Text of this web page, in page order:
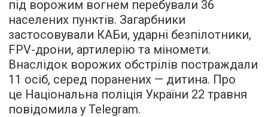
під ворожим вогнем перебували 36
населених пунктів. Загарбники
застосовували КАБи, ударні безпілотники,
FPV-дрони, артилерію та міномети.
Внаслідок ворожих обстрілів постраждали
11 осіб, серед поранених — дитина. Про
це Національна поліція України 22 травня
повідомила у Telegram.